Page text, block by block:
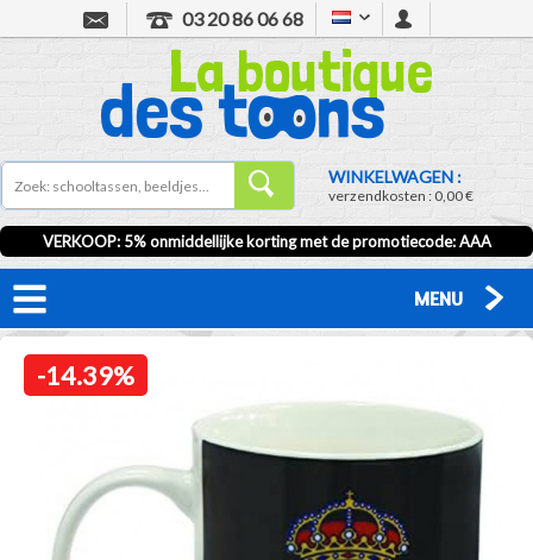
03 20 86 06 68
WINKELWAGEN :
verzendkosten :0,00 €
VERKOOP: 5% onmiddellijke korting met de promotiecode:AAA
MENU
-14.39%